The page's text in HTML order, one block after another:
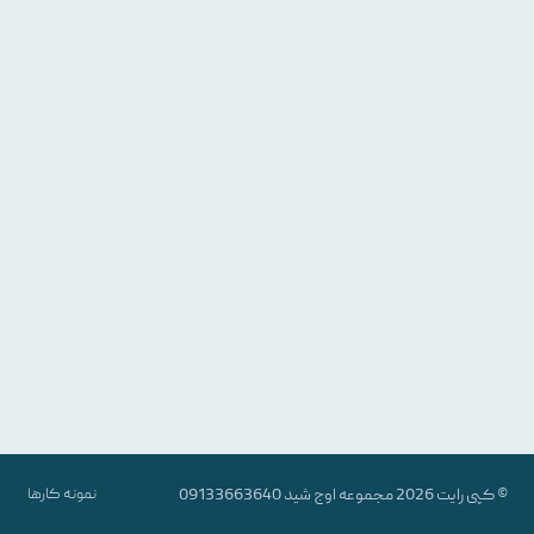
© کپی رایت 2026 مجموعه اوج شید09133663640 نمونه کارها